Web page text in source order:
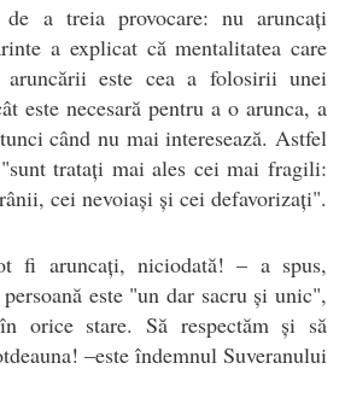
a treia provocare: nu aruncați
a explicat că mentalitatea care
aruncării este cea a folosirii unei
este necesară pentru a o arunca, a
când nu mai interesează. Astfel
tratați mai ales cei mai fragili:
cei nevoiași și cei defavorizați".
fi aruncați, niciodată! – a spus,
este "un dar sacru și unic",
orice stare. Să respectăm și să
–este îndemnul Suveranului